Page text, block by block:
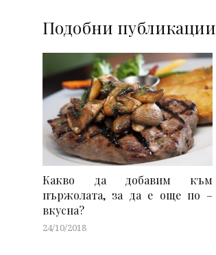
Подобни публикации
Какво да добавим към
пържолата, за да е още по –
вкусна?
24/10/2018